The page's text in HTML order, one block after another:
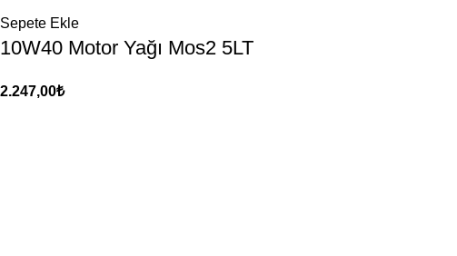
Sepete Ekle
10W40 Motor Yağı Mos2 5LT
2.247,00₺